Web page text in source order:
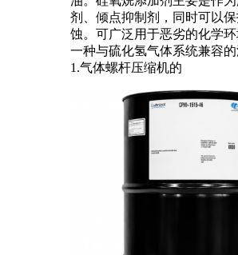
剂、倾点抑制剂，同时可以
蚀。可广泛用于恶劣的化学
一种与硫化氢气体系统兼容的
1.气体螺杆压缩机的